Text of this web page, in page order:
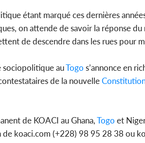
étant marqué ces dernières
on attende de savoir la réponse
de descendre dans les rues pour
sociopolitique auTogo s’annonce en
de la nouvelle
de KOACI au Ghana,Togo et
koaci.com (+228) 98 95 28 38 ou